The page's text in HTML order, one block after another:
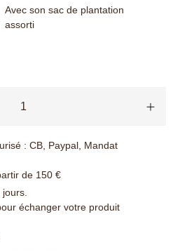
Avec son sac de plantation
assorti
: CB, Paypal, Mandat
de 150 €
échanger votre produit